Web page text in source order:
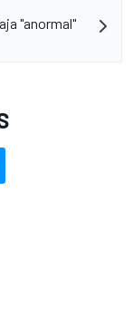
"anormal"